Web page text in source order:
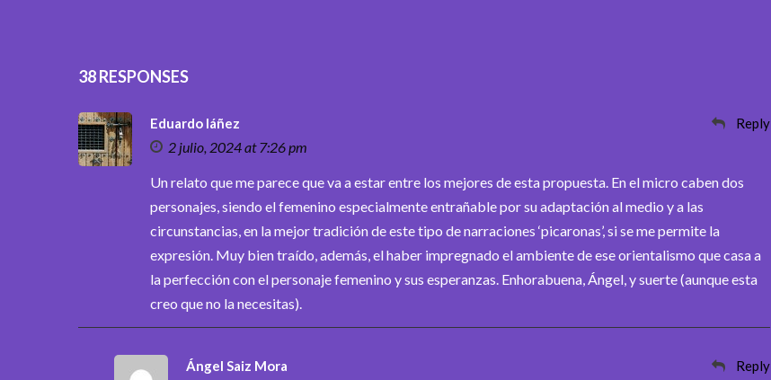
38 RESPONSES
Eduardo Iáñez
2 julio, 2024 at 7:26 pm
Reply
Un relato que me parece que va a estar entre los mejores de esta propuesta. En el micro caben dos
personajes, siendo el femenino especialmente entrañable por su adaptación al medio y a las
circunstancias, en la mejor tradición de este tipo de narraciones ‘picaronas’, si se me permite la
expresión. Muy bien traído, además, el haber impregnado el ambiente de ese orientalismo que casa a
la perfección con el personaje femenino y sus esperanzas. Enhorabuena, Ángel, y suerte (aunque esta
creo que no la necesitas).
Ángel Saiz Mora Reply